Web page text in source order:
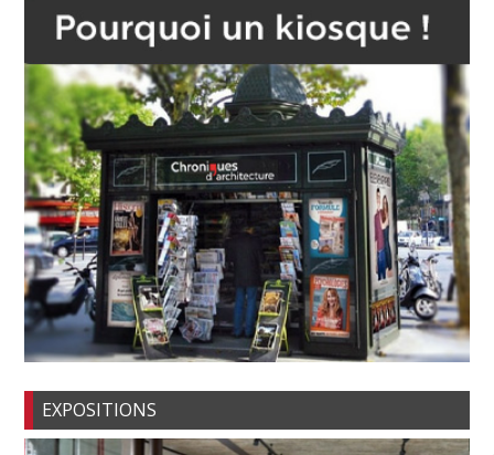
EXPOSITIONS